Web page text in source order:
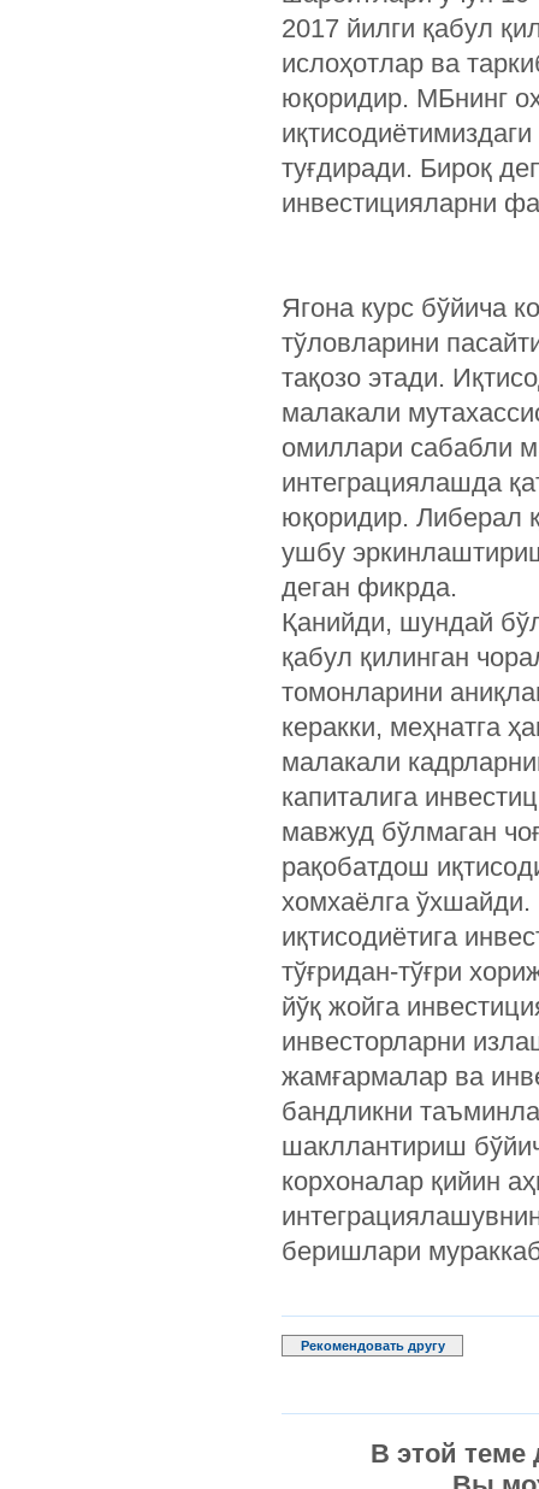
2017 йилги қабул
ислоҳотлар ва
юқоридир. МБнинг
туғдиради. Бироқ
инвестицияларни
Ягона курс бўйича
тўловларини
тақозо этади.
малакали
омиллари сабабли
интеграциялашда
юқоридир. Либерал
ушбу
деган фикрда.
Қанийди, шундай
қабул қилинган
томонларини
керакки, меҳнатга
малакали
капиталига
мавжуд бўлмаган
рақобатдош
хомхаёлга
иқтисодиётига
тўғридан-тўғри
йўқ жойга
инвесторларни
жамғармалар ва
бандликни
шакллантириш
корхоналар қийин
беришлари
Рекомендовать другу
В этой теме